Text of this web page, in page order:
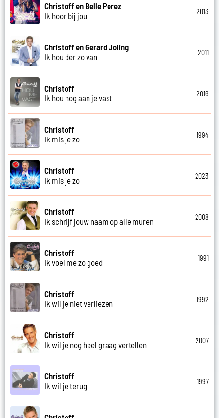
Christoff en Belle Perez
Ik hoor bij jou
2013
Christoff en Gerard Joling
Ik hou der zo van
2011
Christoff
Ik hou nog aan je vast
2016
Christoff
Ik mis je zo
1994
Christoff
Ik mis je zo
2023
Christoff
Ik schrijf jouw naam op alle muren
2008
Christoff
Ik voel me zo goed
1991
Christoff
Ik wil je niet verliezen
1992
Christoff
Ik wil je nog heel graag vertellen
2007
Christoff
Ik wil je terug
1997